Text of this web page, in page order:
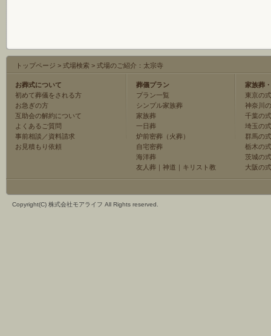
トップページ > 式場検索 > 式場のご紹介：太宗寺
お葬式について
初めて葬儀をされる方
お急ぎの方
互助会の解約について
よくあるご質問
事前相談／資料請求
お見積もり依頼
葬儀プラン
プラン一覧
シンプル家族葬
家族葬
一日葬
炉前密葬（火葬）
自宅密葬
海洋葬
友人葬 ｜ 神道 ｜ キリスト教
家族葬
東京の
神奈川
千葉の
埼玉の
群馬の
栃木の
茨城の
大阪の
Copyright(C) 株式会社モアライフ All Rights reserved.